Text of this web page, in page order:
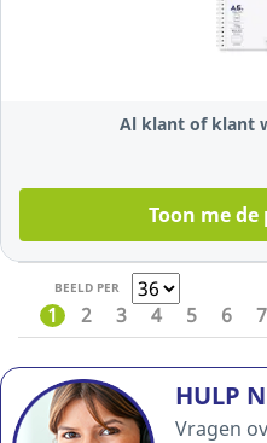
Al klant of klant
Toon me de
BEELD PER
1 2 3 4 5 6 7
HULP
Vragen